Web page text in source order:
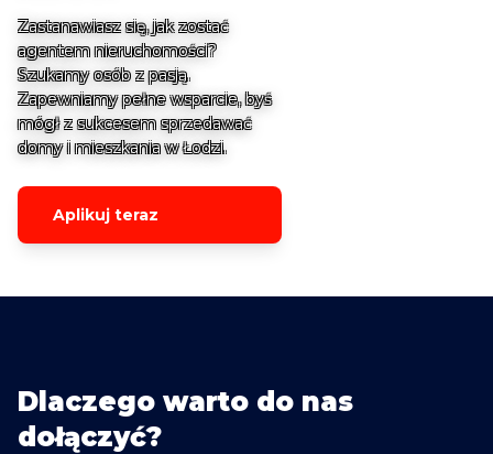
Zastanawiasz się, jak zostać
agentem nieruchomości?
Szukamy osób z pasją.
Zapewniamy pełne wsparcie, byś
mógł z sukcesem sprzedawać
domy i mieszkania w Łodzi.
Aplikuj teraz
Dlaczego warto do nas
dołączyć?